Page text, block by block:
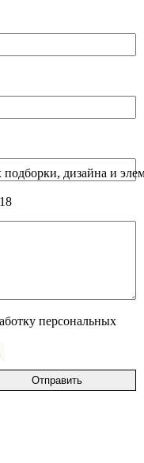
персональных
дизайна и